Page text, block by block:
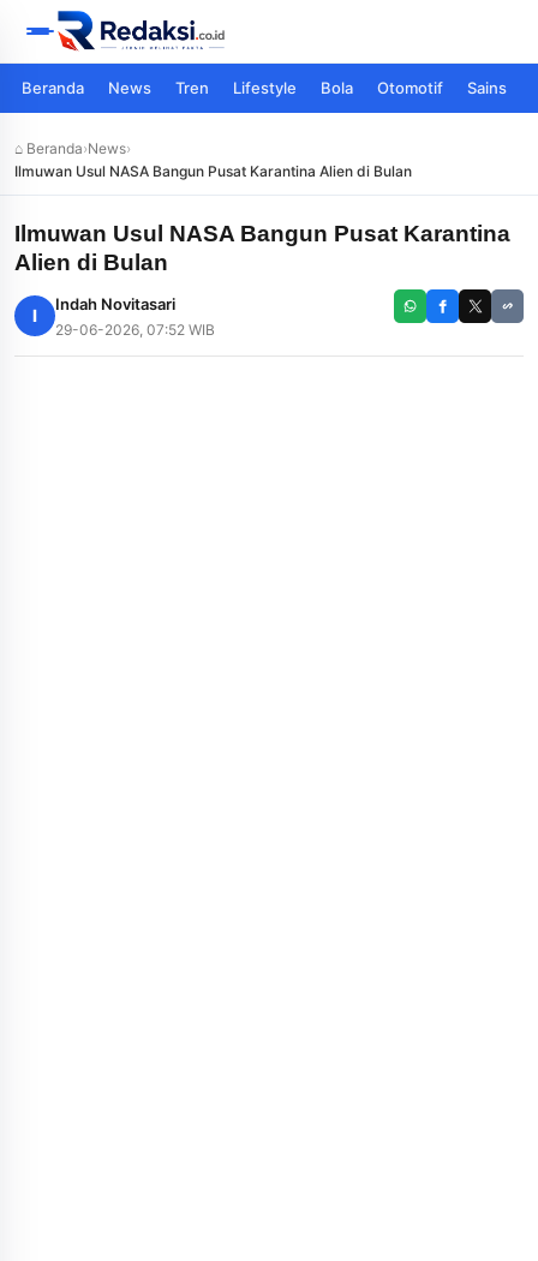
Beranda News Tren Lifestyle Bola Otomotif Sains
⌂ Beranda›News›
Ilmuwan Usul NASA Bangun Pusat Karantina Alien di Bulan
Ilmuwan Usul NASA Bangun Pusat Karantina
Alien di Bulan
I
Indah Novitasari
29-06-2026, 07:52 WIB